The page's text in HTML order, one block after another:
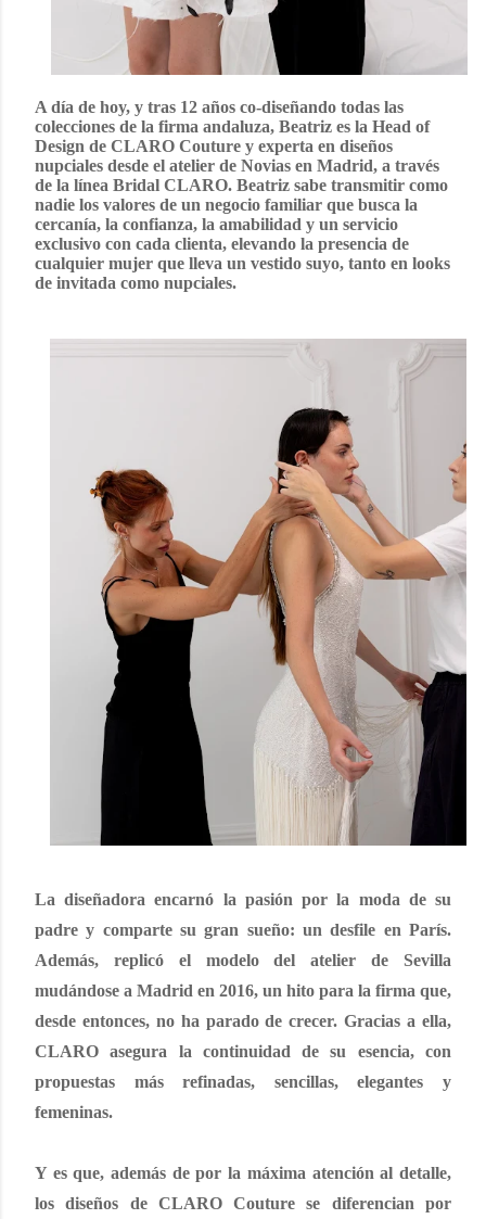
A día de hoy, y tras 12 años co-diseñando todas las
colecciones de la firma andaluza, Beatriz es la Head of
Design de CLARO Couture y experta en diseños
nupciales desde el atelier de Novias en Madrid, a través
de la línea Bridal CLARO. Beatriz sabe transmitir como
nadie los valores de un negocio familiar que busca la
cercanía, la confianza, la amabilidad y un servicio
exclusivo con cada clienta, elevando la presencia de
cualquier mujer que lleva un vestido suyo, tanto en looks
de invitada como nupciales.
La diseñadora encarnó la pasión por la moda de su
padre y comparte su gran sueño: un desfile en París.
Además, replicó el modelo del atelier de Sevilla
mudándose a Madrid en 2016, un hito para la firma que,
desde entonces, no ha parado de crecer. Gracias a ella,
CLARO asegura la continuidad de su esencia, con
propuestas más refinadas, sencillas, elegantes y
femeninas.
Y es que, además de por la máxima atención al detalle,
los diseños de CLARO Couture se diferencian por